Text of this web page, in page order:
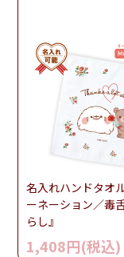
名入れハンドタオ
ーネーション／毒
らし』
1,408円(税込)